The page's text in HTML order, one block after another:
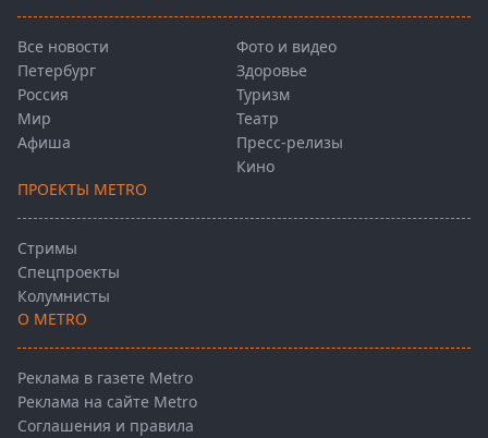
Все новости
Петербург
Россия
Мир
Афиша
Фото и видео
Здоровье
Туризм
Театр
Пресс-релизы
Кино
ПРОЕКТЫ METRO
Стримы
Спецпроекты
Колумнисты
О METRO
Реклама в газете Metro
Реклама на сайте Metro
Соглашения и правила